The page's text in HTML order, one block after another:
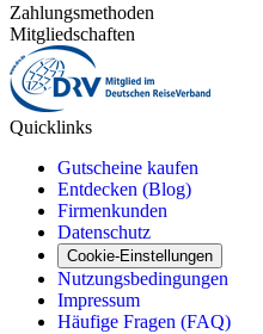
Zahlungsmethoden
Mitgliedschaften
Quicklinks
Gutscheine kaufen
Entdecken (Blog)
Firmenkunden
Datenschutz
Cookie-Einstellungen
Nutzungsbedingungen
Impressum
Häufige Fragen (FAQ)